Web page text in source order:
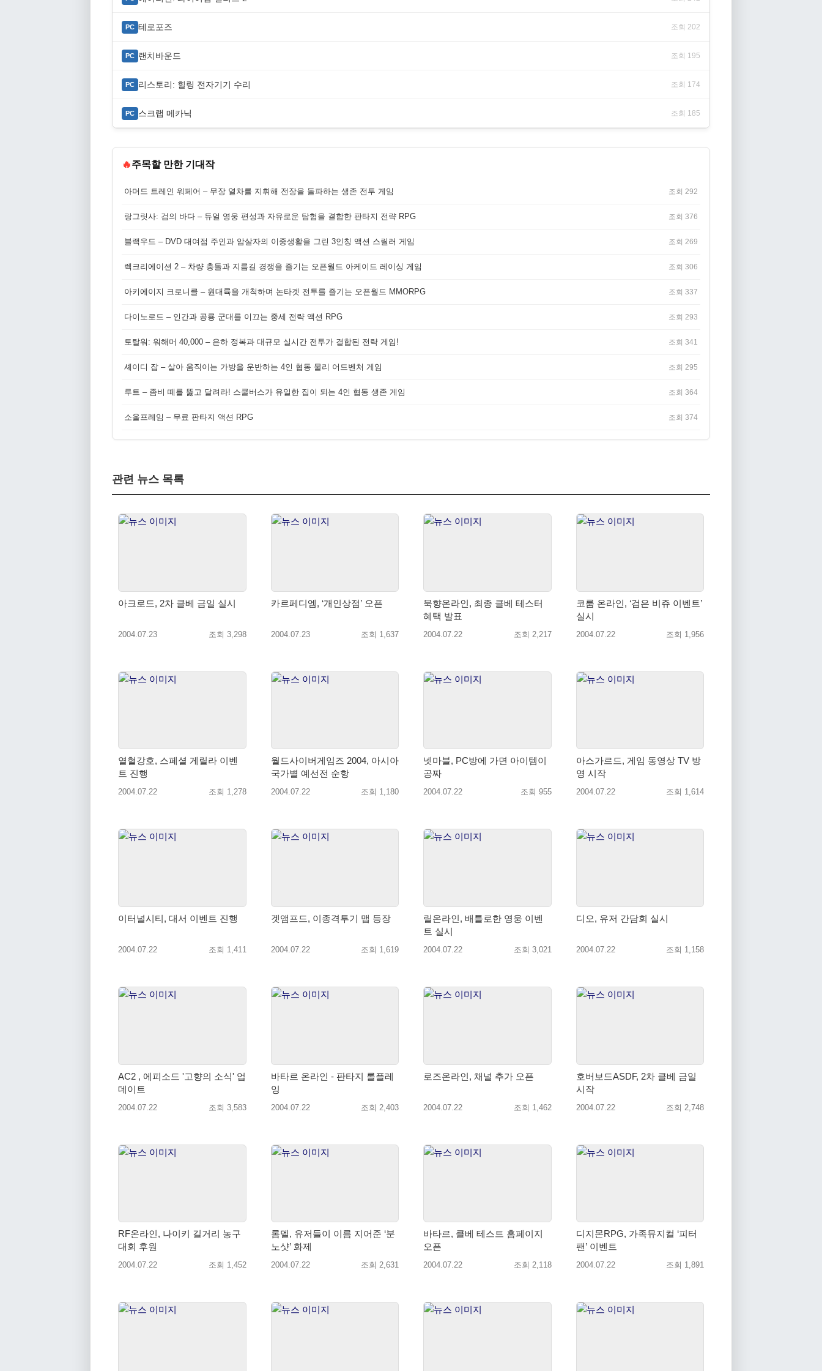
PC 테로포즈 조회 202
PC 랜치바운드 조회 195
PC 리스토리: 힐링 전자기기 수리 조회 174
PC 스크랩 메카닉 조회 185
🔥주목할 만한 기대작
아머드 트레인 워페어 – 무장 열차를 지휘해 전장을 돌파하는 생존 전투 게임 조회 292
랑그릿사: 검의 바다 – 듀얼 영웅 편성과 자유로운 탐험을 결합한 판타지 전략 RPG 조회 376
블랙우드 – DVD 대여점 주인과 암살자의 이중생활을 그린 3인칭 액션 스릴러 게임 조회 269
렉크리에이션 2 – 차량 충돌과 지름길 경쟁을 즐기는 오픈월드 아케이드 레이싱 게임 조회 306
아키에이지 크로니클 – 원대륙을 개척하며 논타겟 전투를 즐기는 오픈월드 MMORPG 조회 337
다이노로드 – 인간과 공룡 군대를 이끄는 중세 전략 액션 RPG 조회 293
토탈워: 워해머 40,000 – 은하 정복과 대규모 실시간 전투가 결합된 전략 게임! 조회 341
셰이디 잡 – 살아 움직이는 가방을 운반하는 4인 협동 물리 어드벤처 게임 조회 295
루트 – 좀비 떼를 뚫고 달려라! 스쿨버스가 유일한 집이 되는 4인 협동 생존 게임 조회 364
소울프레임 – 무료 판타지 액션 RPG 조회 374
관련 뉴스 목록
아크로드, 2차 클베 금일 실시
2004.07.23 조회 3,298
카르페디엠, ‘개인상점’ 오픈
2004.07.23 조회 1,637
묵향온라인, 최종 클베 테스터
혜택 발표
2004.07.22 조회 2,217
코룸 온라인, ‘검은 비쥬 이벤트’
실시
2004.07.22 조회 1,956
열혈강호, 스페셜 게릴라 이벤
트 진행
2004.07.22 조회 1,278
월드사이버게임즈 2004, 아시아
국가별 예선전 순항
2004.07.22 조회 1,180
넷마블, PC방에 가면 아이템이
공짜
2004.07.22 조회 955
아스가르드, 게임 동영상 TV 방
영 시작
2004.07.22 조회 1,614
이터널시티, 대서 이벤트 진행
2004.07.22 조회 1,411
겟앰프드, 이종격투기 맵 등장
2004.07.22 조회 1,619
릴온라인, 배틀로한 영웅 이벤
트 실시
2004.07.22 조회 3,021
디오, 유저 간담회 실시
2004.07.22 조회 1,158
AC2 , 에피소드 '고향의 소식' 업
데이트
2004.07.22 조회 3,583
바타르 온라인 - 판타지 롤플레
잉
2004.07.22 조회 2,403
로즈온라인, 채널 추가 오픈
2004.07.22 조회 1,462
호버보드ASDF, 2차 클베 금일
시작
2004.07.22 조회 2,748
RF온라인, 나이키 길거리 농구
대회 후원
2004.07.22 조회 1,452
롬멜, 유저들이 이름 지어준 ‘분
노샷’ 화제
2004.07.22 조회 2,631
바타르, 클베 테스트 홈페이지
오픈
2004.07.22 조회 2,118
디지몬RPG, 가족뮤지컬 ‘피터
팬’ 이벤트
2004.07.22 조회 1,891